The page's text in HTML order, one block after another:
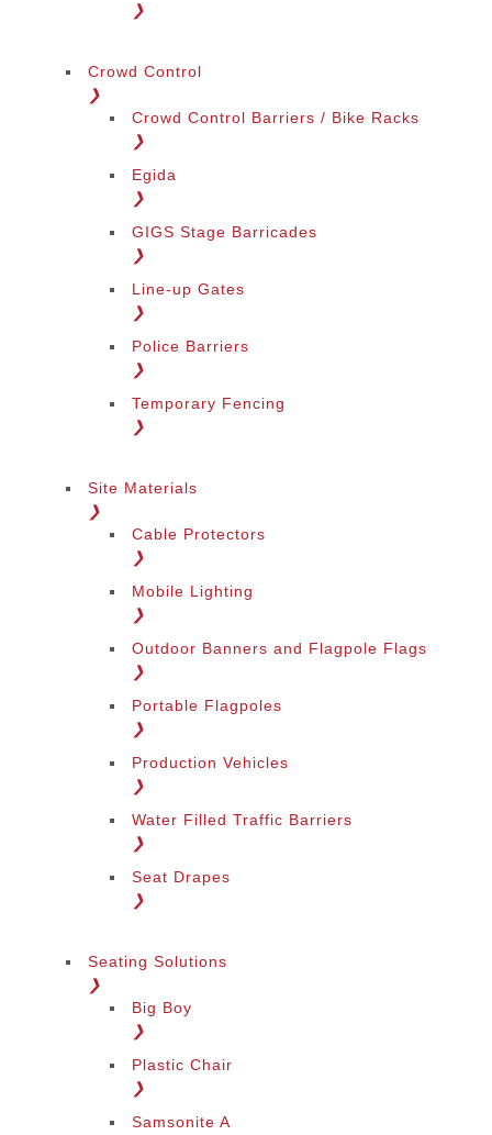
❯
Crowd Control
❯
Crowd Control Barriers / Bike Racks
❯
Egida
❯
GIGS Stage Barricades
❯
Line-up Gates
❯
Police Barriers
❯
Temporary Fencing
❯
Site Materials
❯
Cable Protectors
❯
Mobile Lighting
❯
Outdoor Banners and Flagpole Flags
❯
Portable Flagpoles
❯
Production Vehicles
❯
Water Filled Traffic Barriers
❯
Seat Drapes
❯
Seating Solutions
❯
Big Boy
❯
Plastic Chair
❯
Samsonite A